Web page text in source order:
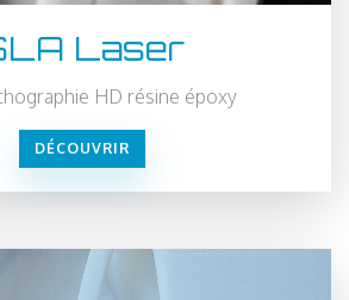
Laser
HD résine époxy
DÉCOUVRIR